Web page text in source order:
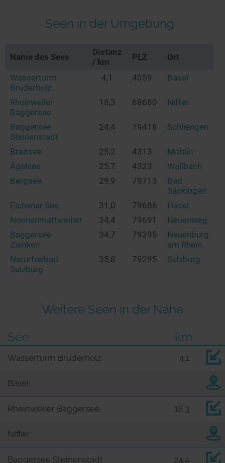
Seen in der Umgebung
Name des Sees
Distanz
/ km
PLZ Ort
Wasserturm
Bruderholz
4,1 4059 Basel
Rheinweiler
Baggersee
18,3 68680 Niffer
Baggersee
Steinenstadt
24,4 79418 Schliengen
Breitsee 25,2 4313
Möhlin
Ägelsee
25,7 4323
Wallbach
Bergsee
29,9 79713
Bad
Säckingen
Eichener See
31,0 79686
Hasel
Nonnenmattweiher
34,4 79691
Neuenweg
Baggersee
Zienken
34,7 79395
Neuenburg
am Rhein
Naturfreibad
Sulzburg
35,8 79295 Sulzburg
Weitere Seen in der Nähe
See
km
Wasserturm Bruderholz 4,1
Basel
Rheinweiler Baggersee 18,3
Niffer
Baggersee Steinenstadt 24,4